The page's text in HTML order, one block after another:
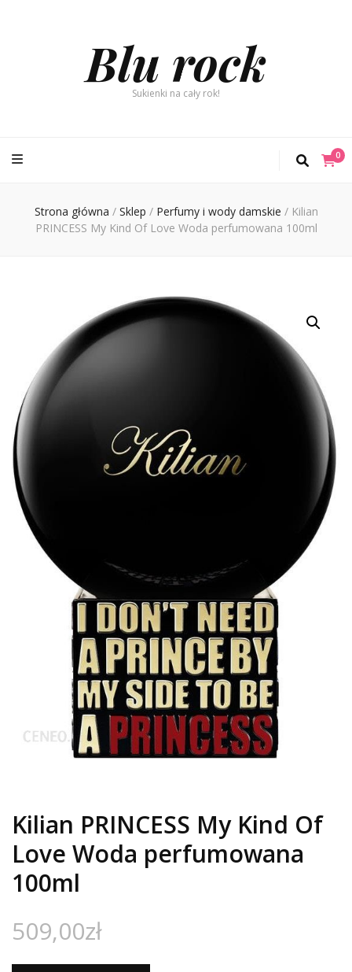
Blu rock
Sukienki na cały rok!
0
Strona główna / Sklep / Perfumy i wody damskie / Kilian
PRINCESS My Kind Of Love Woda perfumowana 100ml
Kilian PRINCESS My Kind Of
Love Woda perfumowana
100ml
509,00zł